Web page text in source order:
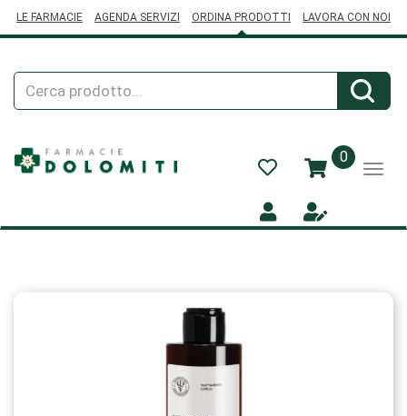
LE FARMACIE AGENDA SERVIZI ORDINA PRODOTTI LAVORA CON NOI
Cerca
Prodotto
0prodotti
inseriti